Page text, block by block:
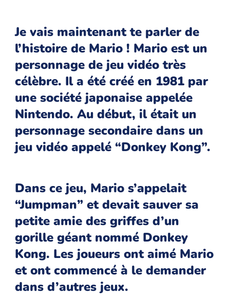
Je vais maintenant te parler de
l’histoire de Mario ! Mario est un
personnage de jeu vidéo très
célèbre. Il a été créé en 1981 par
une société japonaise appelée
Nintendo. Au début, il était un
personnage secondaire dans un
jeu vidéo appelé “Donkey Kong”.
Dans ce jeu, Mario s’appelait
“Jumpman” et devait sauver sa
petite amie des griffes d’un
gorille géant nommé Donkey
Kong. Les joueurs ont aimé Mario
et ont commencé à le demander
dans d’autres jeux.